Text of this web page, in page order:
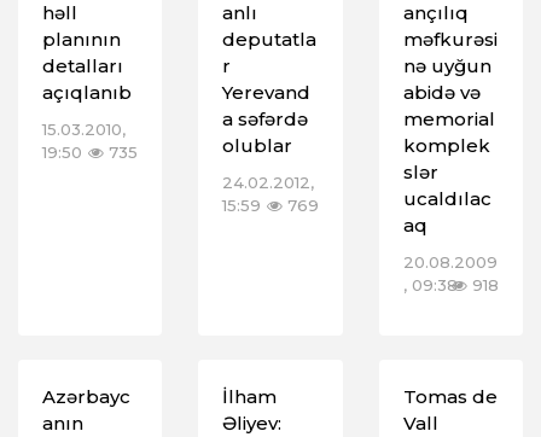
həll
planının
detalları
açıqlanıb
15.03.2010,
19:50
735
anlı
deputatla
r
Yerevand
a səfərdə
olublar
24.02.2012,
15:59
769
ançılıq
məfkurəsi
nə uyğun
abidə və
memorial
komplek
slər
ucaldılac
aq
20.08.2009
, 09:38 918
Azərbayc
anın
İlham
Əliyev:
Tomas de
Vall